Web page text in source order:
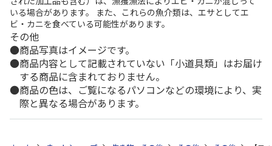
いる場合があります。 また、これらの魚介類は、エサとしてエ
ビ・カニを食べている可能性があります。
その他
商品写真はイメージです。
商品内容として記載されていない「小道具類」はお届け
する商品に含まれておりません。
商品の色は、ご覧になるパソコンなどの環境により、実
際と異なる場合があります。